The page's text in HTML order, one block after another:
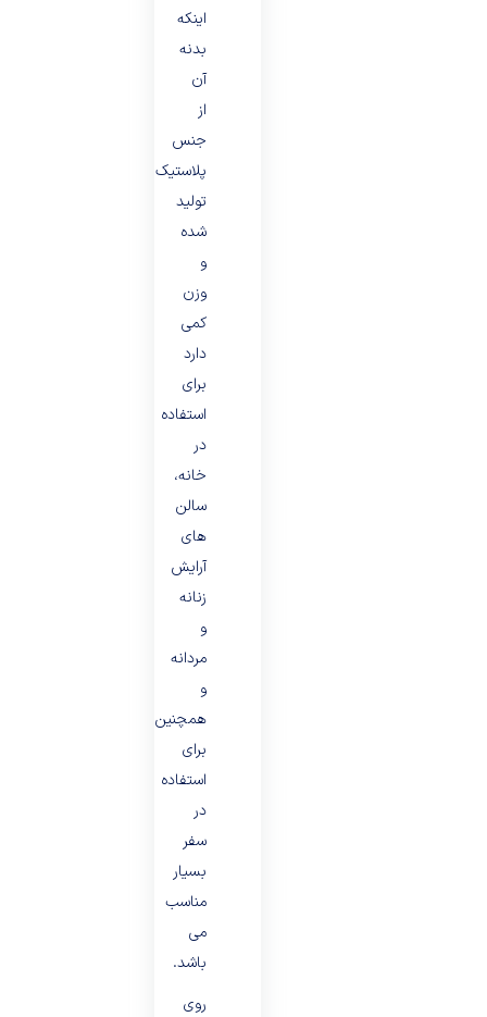
اینکه
بدنه
آن
از
جنس
پلاستیک
تولید
شده
و
وزن
کمی
دارد
برای
استفاده
در
خانه،
سالن
های
آرایش
زنانه
و
مردانه
و
همچنین
برای
استفاده
در
سفر
بسیار
مناسب
می
باشد.
روی